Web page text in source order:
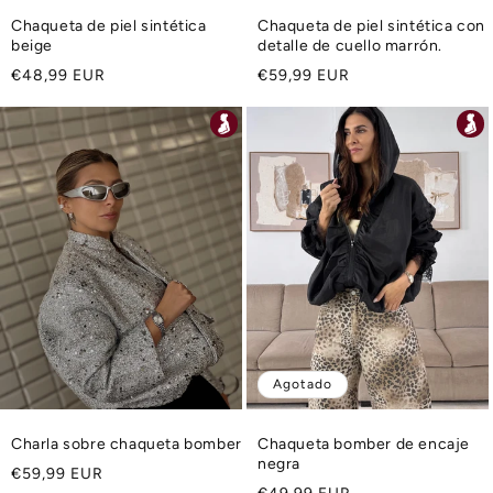
Chaqueta de piel sintética
beige
Precio
€48,99 EUR
Chaqueta de piel sintética con
detalle de cuello marrón.
Precio
€59,99 EUR
Charla sobre chaqueta bomber
Precio
€59,99 EUR
Agotado
Chaqueta bomber de encaje
negra